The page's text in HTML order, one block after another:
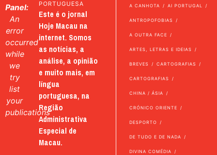
Panel:
An
error
occurred
while
we
try
list
your
publications
PORTUGUESA
Este é o jornal
Hoje Macau na
internet. Somos
as notícias, a
análise, a opinião
e muito mais, em
língua
portuguesa, na
Região
Administrativa
Especial de
Macau.
A CANHOTA AI PORTUGAL
ANTROPOFOBIAS
A OUTRA FACE
ARTES, LETRAS E IDEIAS
BREVES CARTOGRAFIAS
CARTOGRAFIAS
CHINA / ÁSIA
CRÓNICO ORIENTE
DESPORTO
DE TUDO E DE NADA
DIVINA COMÉDIA